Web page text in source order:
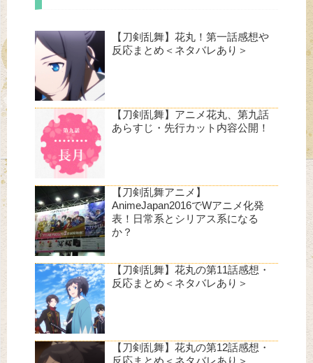
【刀剣乱舞】花丸！第一話感想や
反応まとめ＜ネタバレあり＞
【刀剣乱舞】アニメ花丸、第九話
あらすじ・先行カット内容公開！
【刀剣乱舞アニメ】
AnimeJapan2016でWアニメ化発
表！日常系とシリアス系になる
か？
【刀剣乱舞】花丸の第11話感想・
反応まとめ＜ネタバレあり＞
【刀剣乱舞】花丸の第12話感想・
反応まとめ＜ネタバレあり＞